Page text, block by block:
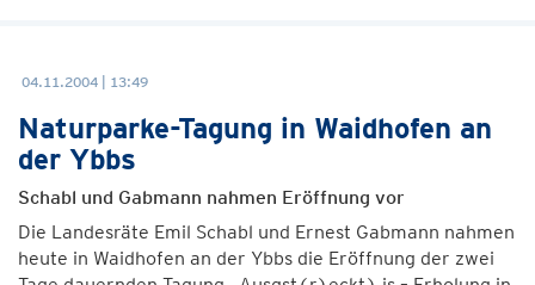
04.11.2004 | 13:49
Naturparke-Tagung in Waidhofen an
der Ybbs
Schabl und Gabmann nahmen Eröffnung vor
Die Landesräte Emil Schabl und Ernest Gabmann nahmen
heute in Waidhofen an der Ybbs die Eröffnung der zwei